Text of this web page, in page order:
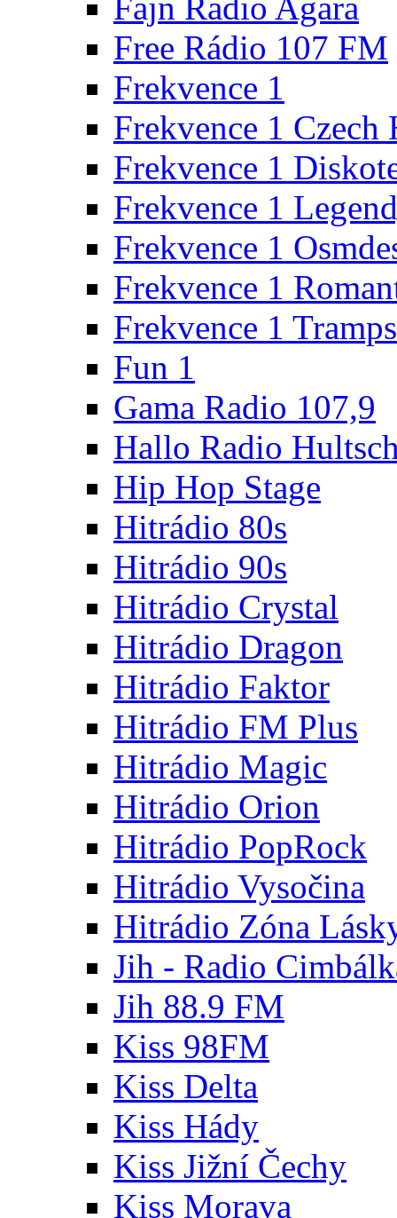
Free Rádio 107 FM
Frekvence 1
Frekvence 1 Czech
Frekvence 1
Frekvence 1
Frekvence 1
Frekvence 1
Frekvence 1
Fun 1
Gama Radio 107,9
Hallo Radio
Hip Hop Stage
Hitrádio 80s
Hitrádio 90s
Hitrádio Crystal
Hitrádio Dragon
Hitrádio Faktor
Hitrádio FM Plus
Hitrádio Magic
Hitrádio Orion
Hitrádio PopRock
Hitrádio Vysočina
Hitrádio Zóna
Jih - Radio
Jih 88.9 FM
Kiss 98FM
Kiss Delta
Kiss Hády
Kiss Jižní Čechy
Kiss Morava